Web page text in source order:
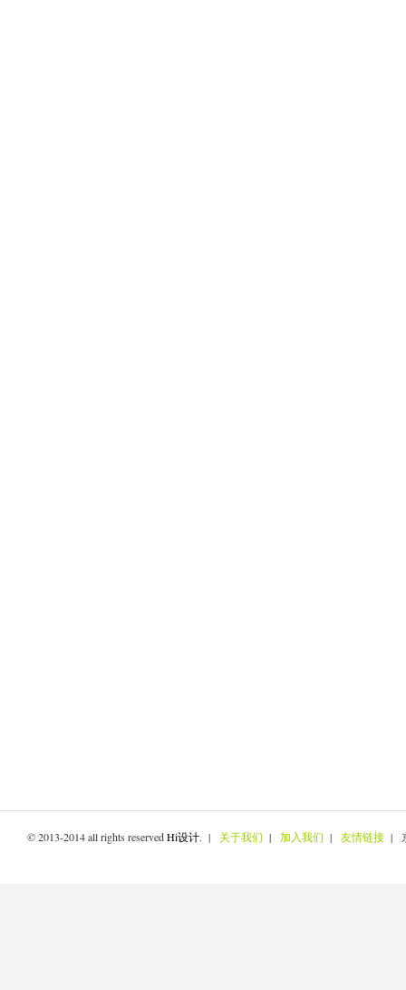
© 2013-2014 all rights reservedHi设计. | 关于我们 | 加入我们 | 友情链接 |